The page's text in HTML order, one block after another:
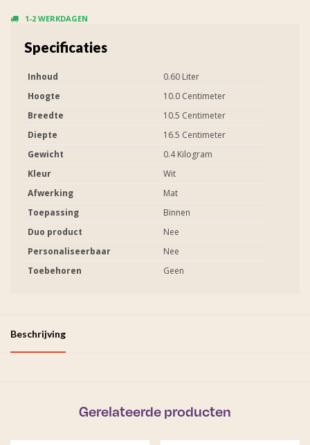
1-2 WERKDAGEN
Specificaties
Inhoud
0.60 Liter
Hoogte
10.0 Centimeter
Breedte
10.5 Centimeter
Diepte
16.5 Centimeter
Gewicht
0.4 Kilogram
Kleur
Wit
Afwerking
Mat
Toepassing
Binnen
Duo product
Nee
Personaliseerbaar
Nee
Toebehoren
Geen
Beschrijving
Gerelateerde producten